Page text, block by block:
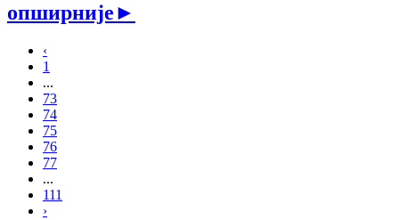
опширније►
‹
1
...
73
74
75
76
77
...
111
›